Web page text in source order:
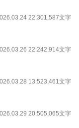
22:301,587文字
22:242,914文字
13:523,461文字
20:505,065文字